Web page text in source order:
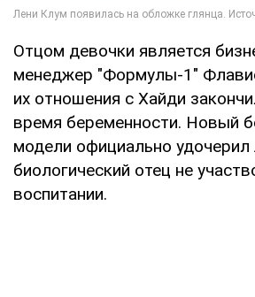
Отцом девочки является
менеджер "Формулы-1"
их отношения с Хайди
время беременности. Новый
модели официально удочерил
биологический отец не
воспитании.